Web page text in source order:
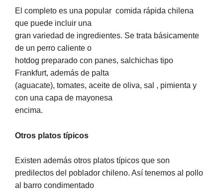
El completo es una popular comida rápida chilena
que puede incluir una
gran variedad de ingredientes. Se trata básicamente
de un perro caliente o
hotdog preparado con panes, salchichas tipo
Frankfurt, además de palta
(aguacate), tomates, aceite de oliva, sal , pimienta y
con una capa de mayonesa
encima.
Otros platos típicos
Existen además otros platos típicos que son
predilectos del poblador chileno. Así tenemos al pollo
al barro condimentado